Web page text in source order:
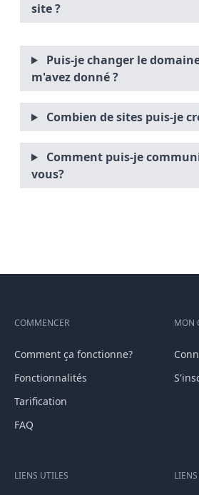
site ?
Puis-je changer le
m'avez donné ?
Combien de sites puis-je
Comment puis-je
vous?
COMMENCER
Comment ça fonctionne?
Fonctionnalités
Tarification
FAQ
MON
LIENS UTILES